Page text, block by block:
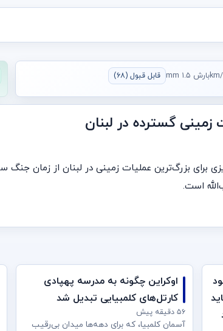
بارش ۱.۵ mm قابل قبول (۶۸)
زمینی گسترده در لبنان
است.
اوکراین چگونه به مدرسه پهپادی
کارتل‌های کلمبیایی تبدیل شد
۵۶ دقیقه پیش
آسمان کلمبیا، که برای دهه‌ها میدان بی‌رقیب